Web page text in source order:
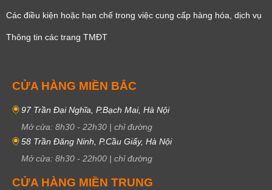
Các điều kiện hoặc hạn chế trong việc cung cấp hàng hóa, dịch vụ
Thông tin các trang TMĐT
CỬA HÀNG MIỀN BẮC
97 Trần Đại Nghĩa, P.Bạch Mai, Hà Nội
Mở cửa: 8h30 - 22h30 | chỉ đường
58 Trần Đăng Ninh, P.Cầu Giấy, Hà Nội
Mở cửa: 8h30 - 22h00 | chỉ đường
CỬA HÀNG MIỀN TRUNG